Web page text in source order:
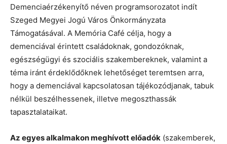
Demenciaérzékenyítő néven programsorozatot indít
Szeged Megyei Jogú Város Önkormányzata
Támogatásával. A Memória Café célja, hogy a
demenciával érintett családoknak, gondozóknak,
egészségügyi és szociális szakembereknek, valamint a
téma iránt érdeklődőknek lehetőséget teremtsen arra,
hogy a demenciával kapcsolatosan tájékozódjanak, tabuk
nélkül beszélhessenek, illetve megoszthassák
tapasztalataikat.
Az egyes alkalmakon meghívott előadók (szakemberek,